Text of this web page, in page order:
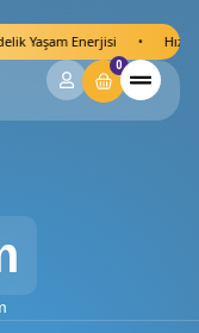
Enerjisi • Hızlı Kargo
0